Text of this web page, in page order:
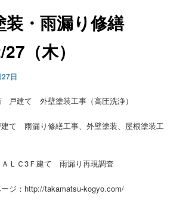
ビ
ゲ
シ
装・雨漏り修繕
（木）
日
戸建て 外壁塗装工事（高圧洗浄）
て 雨漏り修繕工事、外壁塗装、屋根塗装工
ＬＣ3Ｆ建て 雨漏り再現調査
ジ：http://takamatsu-kogyo.com/